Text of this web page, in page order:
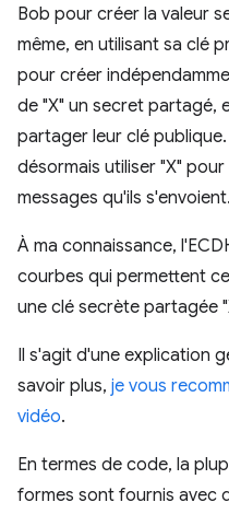
Bob pour créer la valeur
même, en utilisant sa clé
pour créer
de "X" un secret partagé,
partager leur clé
désormais utiliser "X"
messages qu'ils s'envoient.
À ma connaissance,
courbes qui permettent
une clé secrète partagée
Il s'agit d'une explication
savoir plus, je vous
vidéo.
En termes de code, la
formes sont fournis avec